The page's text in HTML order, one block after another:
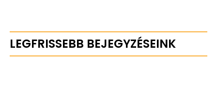
LEGFRISSEBB BEJEGYZÉSEINK